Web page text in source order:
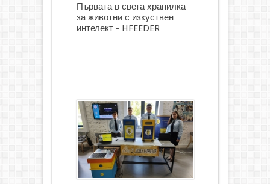
Първата в света хранилка
за животни с изкуствен
интелект - HFEEDER